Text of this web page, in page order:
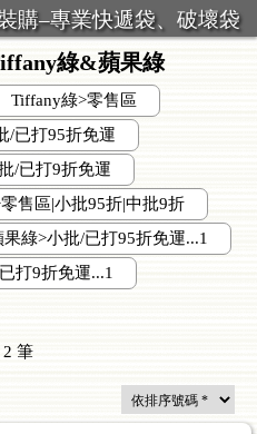
購–專業快遞袋、破壞袋
綠&蘋果綠
Tiffany綠>零售區
/已打95折免運
/已打9折免運
售區|小批95折|中批9折
果綠>小批/已打95折免運...1
打9折免運...1
2 筆